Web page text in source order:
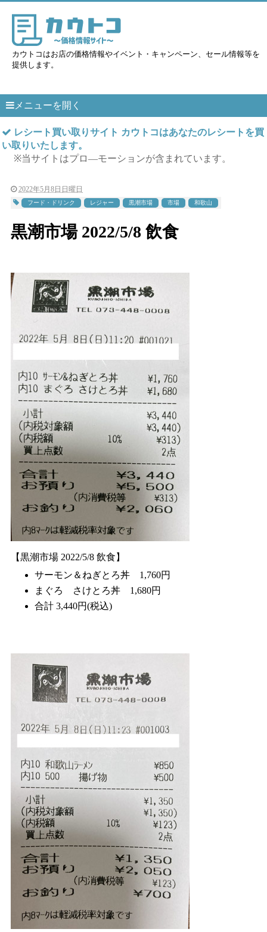
カウトコはお店の価格情報やイベント・キャンペーン、セール情報等を
提供します。
メニューを開く
レシート買い取りサイト カウトコはあなたのレシートを買
い取りいたします。
※当サイトはプロ―モーションが含まれています。
2022年5月8日日曜日
フード・ドリンク レジャー 黒潮市場 市場 和歌山
黒潮市場 2022/5/8 飲食
【黒潮市場 2022/5/8 飲食】
サーモン＆ねぎとろ丼 1,760円
まぐろ さけとろ丼 1,680円
合計 3,440円(税込)